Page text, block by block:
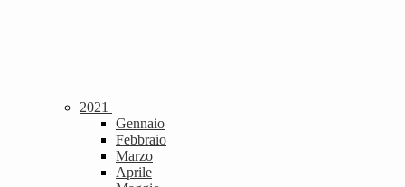
2021
Gennaio
Febbraio
Marzo
Aprile